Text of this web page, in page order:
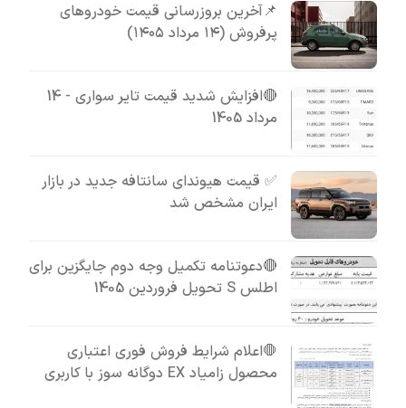
📌آخرین بروزرسانی قیمت خودروهای
پرفروش (۱۴ مرداد ۱۴۰۵)
🔴افزایش شدید قیمت تایر سواری - 14
مرداد 1405
✅ قیمت هیوندای سانتافه جدید در بازار
ایران مشخص شد
🔴دعوتنامه تکمیل وجه دوم جایگزین برای
اطلس S تحویل فروردین 1405
🛑اعلام شرایط فروش فوری اعتباری
محصول زامیاد EX دوگانه سوز با کاربری